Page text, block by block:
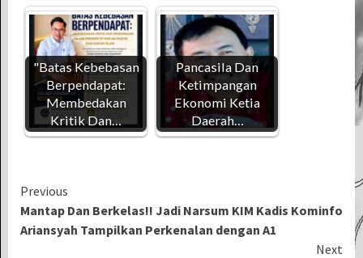
"Batas Kebebasan
Berpendapat:
Membedakan
Kritik Dan…
Pancasila Dan
Ketimpangan
Ekonomi Ketia
Daerah…
Continue
Reading
Previous
Mantap Dan Berkelas!! Jadi Narsum KIM Kadis Kominfo
Ariansyah Tampilkan Perkenalan dengan A1
Next